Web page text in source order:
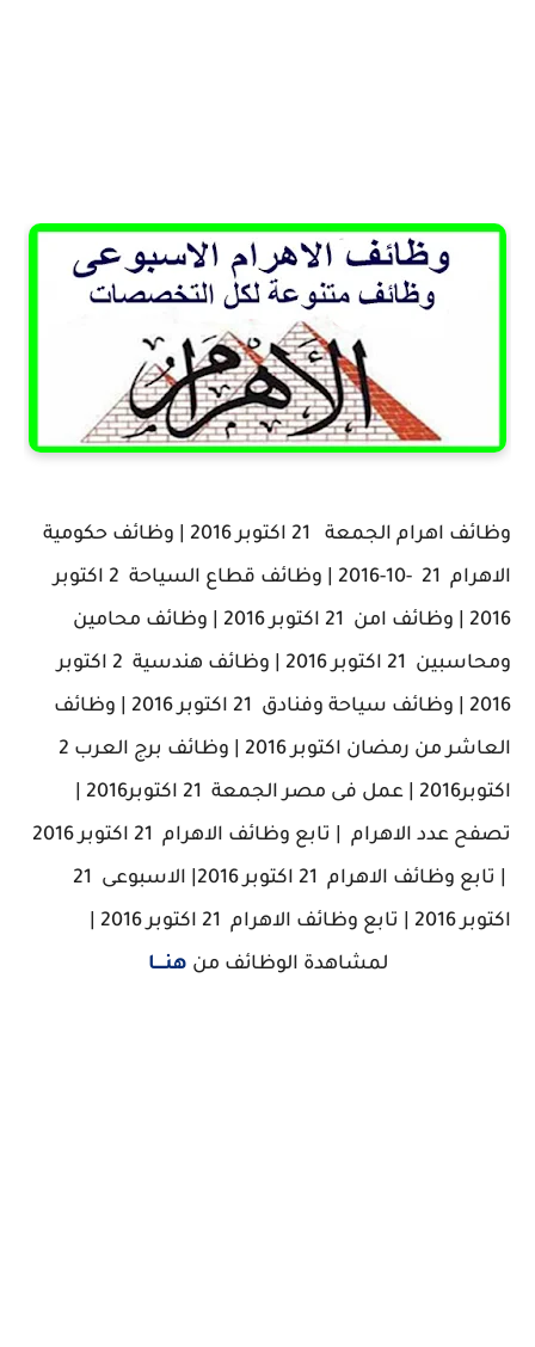
وظائف اهرام الجمعة 21 اكتوبر 2016 | وظائف حكومية
الاهرام 21 -10-2016 | وظائف قطاع السياحة 2 اكتوبر
2016 | وظائف امن 21 اكتوبر 2016 | وظائف محامين
ومحاسبين 21 اكتوبر 2016 | وظائف هندسية 2 اكتوبر
2016 | وظائف سياحة وفنادق 21 اكتوبر 2016 | وظائف
العاشر من رمضان اكتوبر 2016 | وظائف برج العرب 2
تصفح عدد الاهرام | تابع وظائف الاهرام 21 اكتوبر 2016
| تابع وظائف الاهرام 21 اكتوبر 2016| الاسبوعى 21
اكتوبر 2016 | تابع وظائف الاهرام 21 اكتوبر 2016 |
لمشاهدة الوظائف من هنــــا